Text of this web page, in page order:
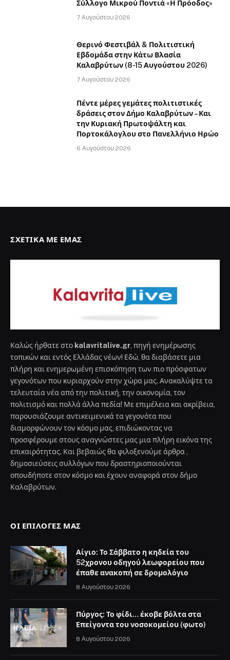
Σύλλογο Μικρού Ποντιά «Η Πρόοδος»
7 Αυγούστου 2026
Θερινό Φεστιβάλ & Πολιτιστική
Εβδομάδα στην Κάτω Βλασία
Καλαβρύτων (8-15 Αυγούστου 2026)
7 Αυγούστου 2026
Πέντε μέρες γεμάτες πολιτιστικές
δράσεις στον Δήμο Καλαβρύτων – Και
την Κυριακή Πρωτοψάλτη και
Πορτοκάλογλου στο Πανελλήνιο Ηρώο
6 Αυγούστου 2026
ΣΧΕΤΙΚΆ ΜΕ ΕΜΆΣ
Καλώς ήρθατε στο kalavritalive.gr , πηγή ενημέρωσης
τοπικών και εντός Ελλάδας νέων! Εδώ, θα διαβάσετε μια
πλήρη και ενημερωμένη επισκόπηση των πιο πρόσφατων
γεγονότων που κυριαρχούν στην χώρα μας. Ανακαλύψτε τα
τελευταία νέα από την πολιτική, την οικονομία, τον
πολιτισμό και πολλά άλλα πεδία! Με επιμέλεια και ακρίβεια,
παρουσιάζουμε αντικειμενικά τα γεγονότα που
διαμορφώνουν τον κόσμο μας, επιδιώκοντας να
προσφέρουμε στους αναγνώστες μας μια πλήρη εικόνα της
επικαιρότητας. Και βεβαιώς θα φιλοξενούμε άρθρα ,
δημοσιεύσεις συλλόγων που δραστηριοποιούνται
οπουδήποτε στον κόσμο και έχουν αναφορά στον δήμο
Καλαβρύτων.
ΟΙ ΕΠΙΛΟΓΈΣ ΜΑΣ
Αίγιο: Το Σάββατο η κηδεία του
52χρονου οδηγού λεωφορείου που
έπαθε ανακοπή σε δρομολόγιο
8 Αυγούστου 2026
Πύργος: Το φίδι… έκοβε βόλτα στα
Επείγοντα του νοσοκομείου (φωτο)
8 Αυγούστου 2026